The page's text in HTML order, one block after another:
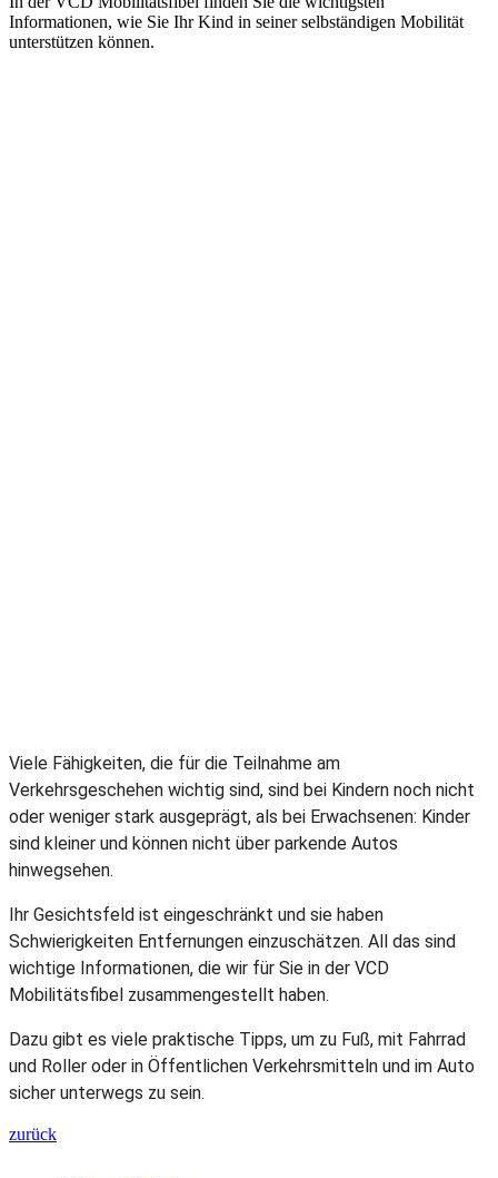
Informationen, wie Sie Ihr Kind in seiner selbständigen Mobilität
unterstützen können.
Viele Fähigkeiten, die für die Teilnahme am
Verkehrsgeschehen wichtig sind, sind bei Kindern noch nicht
oder weniger stark ausgeprägt, als bei Erwachsenen: Kinder
sind kleiner und können nicht über parkende Autos
hinwegsehen.
Ihr Gesichtsfeld ist eingeschränkt und sie haben
Schwierigkeiten Entfernungen einzuschätzen. All das sind
wichtige Informationen, die wir für Sie in der VCD
Mobilitätsfibel zusammengestellt haben.
Dazu gibt es viele praktische Tipps, um zu Fuß, mit Fahrrad
und Roller oder in Öffentlichen Verkehrsmitteln und im Auto
sicher unterwegs zu sein.
zurück